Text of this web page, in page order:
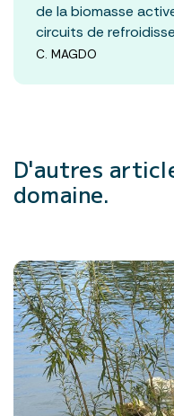
de la biomasse
circuits de
C. MAGDO
D'autres
domaine.